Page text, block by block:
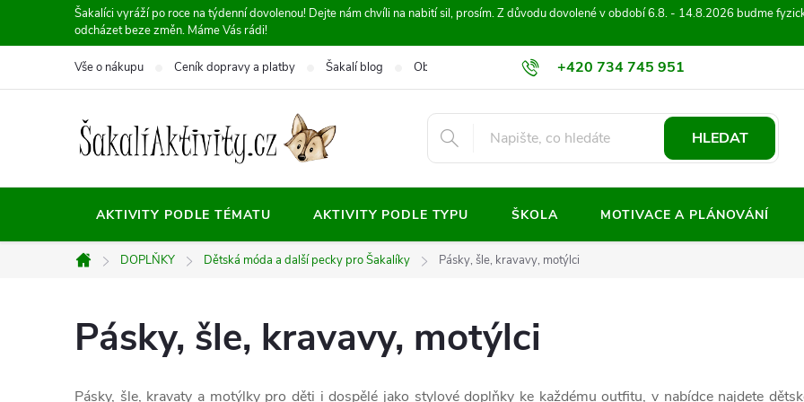
Šakalíci vyráží po roce na týdenní dovolenou! Dejte nám chvíli na nabití sil, prosím. Z důvodu dovolené v období 6.8. - 14.8.2026 budme
odcházet beze změn. Máme Vás rádi!
+420 734 745 951
info@sakaliaktivity.cz
Vše o nákupu Ceník dopravy a platby Šakalí blog Obchodní podmínky Ochrana osobních údajů
HLEDAT
AKTIVITY PODLE TÉMATU AKTIVITY PODLE TYPU ŠKOLA MOTIVACE A PLÁNOVÁNÍ
Domů
DOPLŇKY Dětská móda a další pecky pro Šakalíky Pásky, šle, kravavy, motýlci
Pásky, šle, kravavy, motýlci
Pásky, šle, kravaty a motýlky pro děti i dospělé jako stylové doplňky ke každému outfitu, v nabídce najdete